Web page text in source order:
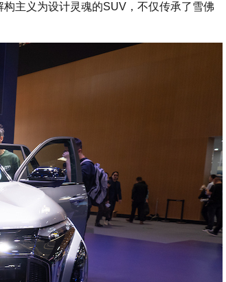
主义为设计灵魂的SUV，不仅传承了雪佛